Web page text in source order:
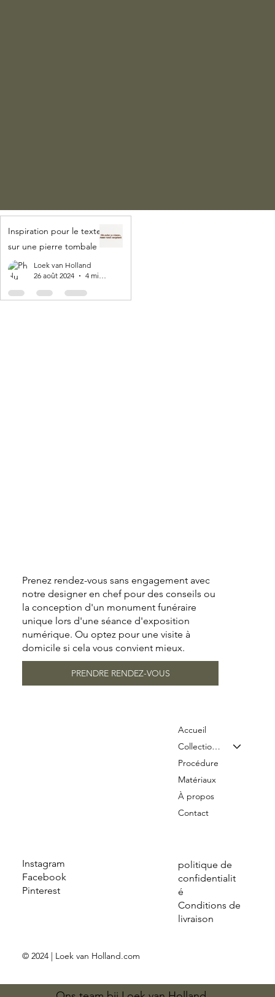
Inspiration pour le texte
sur une pierre tombale
Loek van Holland
26 août 2024
4 min de lecture
Instagram
Facebook
Pinterest
politique de
confidentialit
é
Conditions de
livraison
Accueil
Collection & Tarifs
Procédure
Matériaux
À propos
Contact
© 2024 | Loek van Holland.com
Prenez rendez-vous sans engagement avec
notre designer en chef pour des conseils ou
la conception d'un monument funéraire
unique lors d'une séance d'exposition
numérique. Ou optez pour une visite à
domicile si cela vous convient mieux.
PRENDRE RENDEZ-VOUS